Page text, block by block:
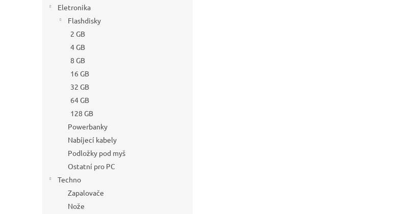
Eletronika
Flashdisky
2 GB
4 GB
8 GB
16 GB
32 GB
64 GB
128 GB
Powerbanky
Nabíjecí kabely
Podložky pod myš
Ostatní pro PC
Techno
Zapalovače
Nože